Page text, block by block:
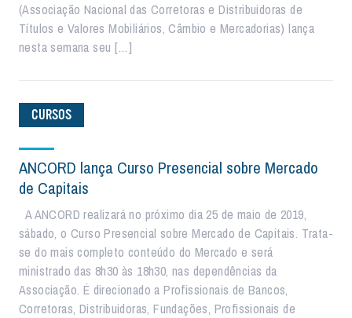
(Associação Nacional das Corretoras e Distribuidoras de
Títulos e Valores Mobiliários, Câmbio e Mercadorias) lança
nesta semana seu […]
CURSOS
ANCORD lança Curso Presencial sobre Mercado
de Capitais
A ANCORD realizará no próximo dia 25 de maio de 2019,
sábado, o Curso Presencial sobre Mercado de Capitais. Trata-
se do mais completo conteúdo do Mercado e será
ministrado das 8h30 às 18h30, nas dependências da
Associação. É direcionado a Profissionais de Bancos,
Corretoras, Distribuidoras, Fundações, Profissionais de